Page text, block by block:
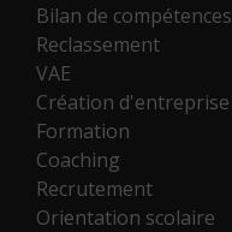
Bilan de compétences
Reclassement
VAE
Création d'entreprise
Formation
Coaching
Recrutement
Orientation scolaire